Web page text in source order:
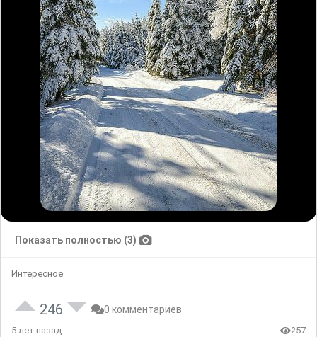
Показать полностью (3)
Интересное
246 0 комментариев
5 лет назад 257